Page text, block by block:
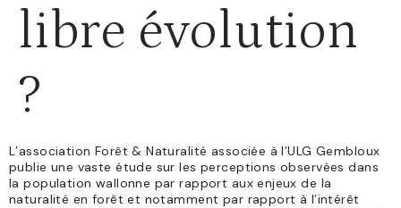
libre évolution
?
L’association Forêt & Naturalité associée à l’ULG Gembloux
publie une vaste étude sur les perceptions observées dans
la population wallonne par rapport aux enjeux de la
naturalité en forêt et notamment par rapport à l’intérêt